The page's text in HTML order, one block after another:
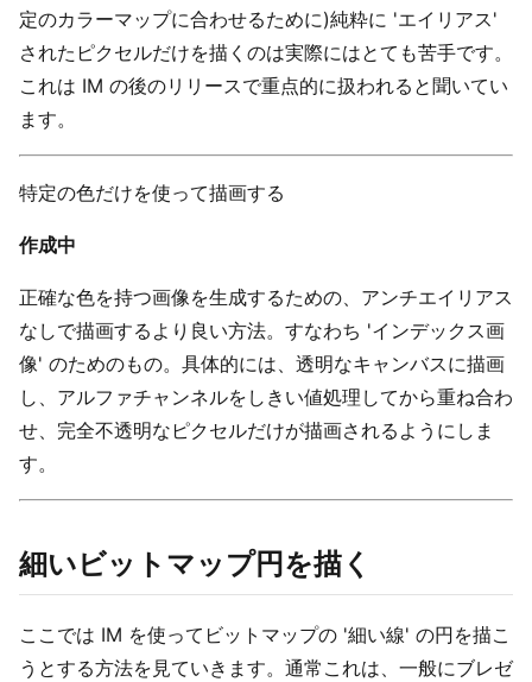
定のカラーマップに合わせるために)純粋に 'エイリアス'
されたピクセルだけを描くのは実際にはとても苦手です。
これは IM の後のリリースで重点的に扱われると聞いてい
ます。
特定の色だけを使って描画する
作成中
正確な色を持つ画像を生成するための、アンチエイリアス
なしで描画するより良い方法。すなわち 'インデックス画
像' のためのもの。具体的には、透明なキャンバスに描画
し、アルファチャンネルをしきい値処理してから重ね合わ
せ、完全不透明なピクセルだけが描画されるようにしま
す。
細いビットマップ円を描く
ここでは IM を使ってビットマップの '細い線' の円を描こ
うとする方法を見ていきます。通常これは、一般にブレゼ